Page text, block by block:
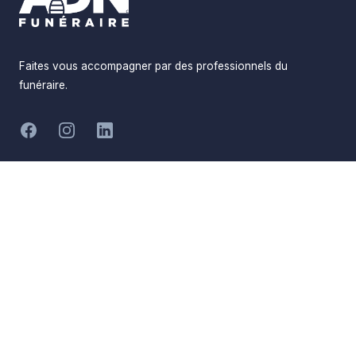
Informations
Faites vous accompagner par des professionnels du
funéraire.
FacebookInstagramLinkedIn